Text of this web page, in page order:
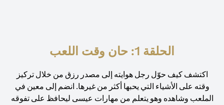
الحلقة 1: حان وقت اللعب
اكتشف كيف حوّل رجل هوايته إلى مصدر رزق من خلال تركيز
وقته على الأشياء التي يحبها أكثر من غيرها. انضم إلى معين في
الملعب وشاهده وهو يتعلم من مهارات عيسى ليحافظ على تفوقه